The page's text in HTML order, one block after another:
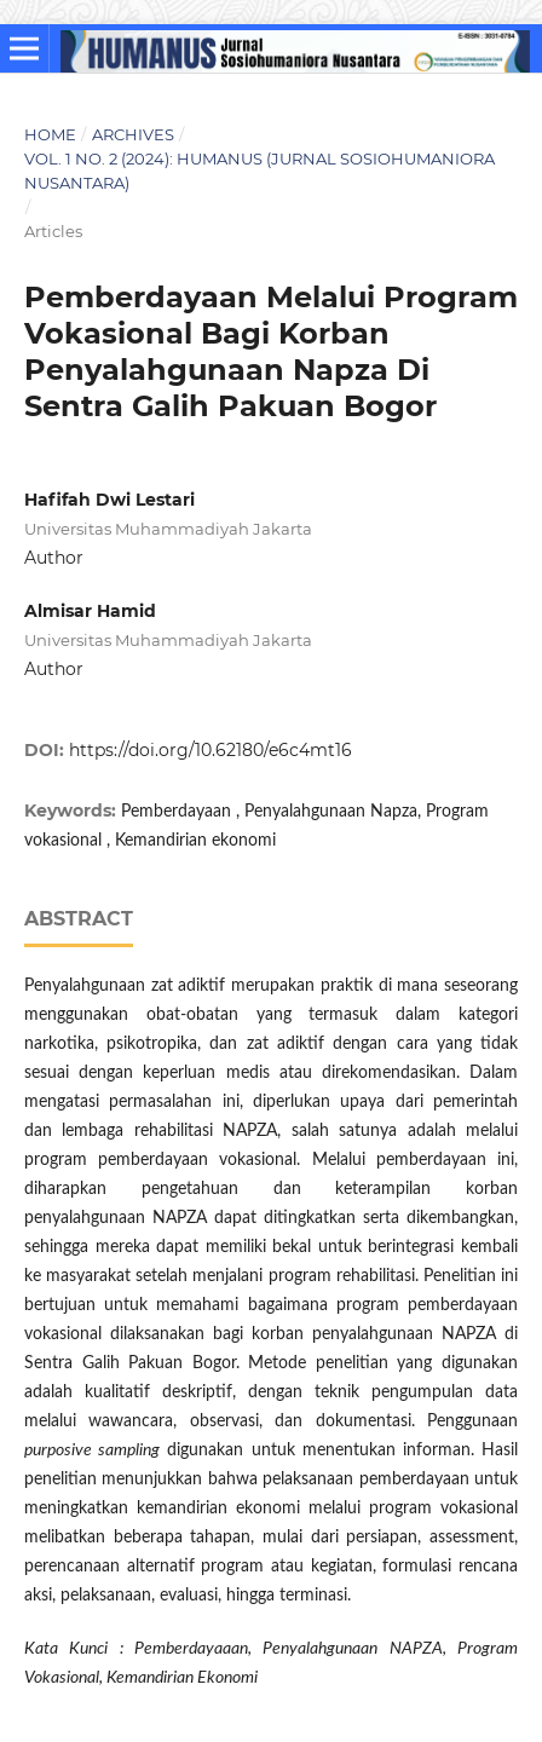
HOME / ARCHIVES /
VOL. 1 NO. 2 (2024): HUMANUS (JURNAL SOSIOHUMANIORA
NUSANTARA)
/
Articles
Pemberdayaan Melalui Program
Vokasional Bagi Korban
Penyalahgunaan Napza Di
Sentra Galih Pakuan Bogor
Hafifah Dwi Lestari
Universitas Muhammadiyah Jakarta
Author
Almisar Hamid
Universitas Muhammadiyah Jakarta
Author
DOI: https://doi.org/10.62180/e6c4mt16
Keywords: Pemberdayaan , Penyalahgunaan Napza, Program
vokasional , Kemandirian ekonomi
ABSTRACT
Penyalahgunaan zat adiktif merupakan praktik di mana seseorang
menggunakan obat-obatan yang termasuk dalam kategori
narkotika, psikotropika, dan zat adiktif dengan cara yang tidak
sesuai dengan keperluan medis atau direkomendasikan. Dalam
mengatasi permasalahan ini, diperlukan upaya dari pemerintah
dan lembaga rehabilitasi NAPZA, salah satunya adalah melalui
program pemberdayaan vokasional. Melalui pemberdayaan ini,
diharapkan pengetahuan dan keterampilan korban
penyalahgunaan NAPZA dapat ditingkatkan serta dikembangkan,
sehingga mereka dapat memiliki bekal untuk berintegrasi kembali
ke masyarakat setelah menjalani program rehabilitasi. Penelitian ini
bertujuan untuk memahami bagaimana program pemberdayaan
vokasional dilaksanakan bagi korban penyalahgunaan NAPZA di
Sentra Galih Pakuan Bogor. Metode penelitian yang digunakan
adalah kualitatif deskriptif, dengan teknik pengumpulan data
melalui wawancara, observasi, dan dokumentasi. Penggunaan
purposive sampling digunakan untuk menentukan informan. Hasil
penelitian menunjukkan bahwa pelaksanaan pemberdayaan untuk
meningkatkan kemandirian ekonomi melalui program vokasional
melibatkan beberapa tahapan, mulai dari persiapan, assessment,
perencanaan alternatif program atau kegiatan, formulasi rencana
aksi, pelaksanaan, evaluasi, hingga terminasi.
Kata Kunci : Pemberdayaaan, Penyalahgunaan NAPZA, Program
Vokasional, Kemandirian Ekonomi